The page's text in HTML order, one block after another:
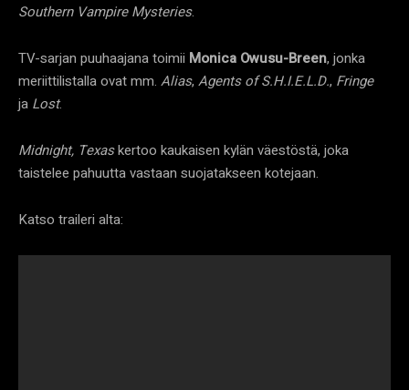
Southern Vampire Mysteries.
TV-sarjan puuhaajana toimii Monica Owusu-Breen, jonka
meriittilistalla ovat mm. Alias, Agents of S.H.I.E.L.D., Fringe
ja Lost.
Midnight, Texaskertoo kaukaisen kylän väestöstä, joka
taistelee pahuutta vastaan suojatakseen kotejaan.
Katso traileri alta: